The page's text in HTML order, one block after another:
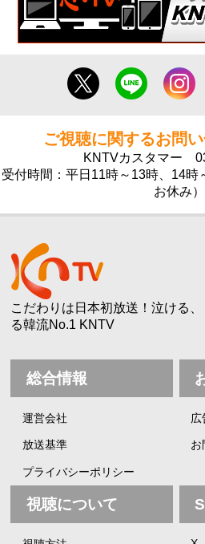
ご視聴に関するお問
KNTVカスタマー
受付時間：平日11時～13時、14時
お休み）
こだわりは日本初放送！泣ける
る韓流No.1 KNTV
総合情報
運営会社
放送基準
プライバシーポリシー
広
お
視聴について